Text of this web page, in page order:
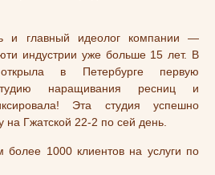
и главный идеолог компании —
индустрии уже больше 15 лет. В
в Петербурге первую
наращивания ресниц и
Эта студия успешно
на Гжатской 22-2 по сей день.
1000 клиентов на услуги по